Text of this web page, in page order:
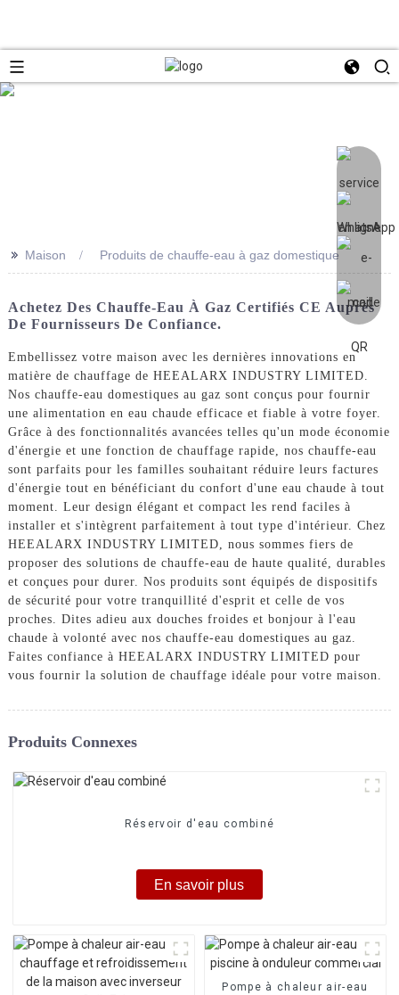
>> Maison Produits de chauffe-eau à gaz domestique
Achetez Des Chauffe-Eau À Gaz Certifiés CE Auprès
De Fournisseurs De Confiance.
Embellissez votre maison avec les dernières innovations en
matière de chauffage de HEEALARX INDUSTRY LIMITED.
Nos chauffe-eau domestiques au gaz sont conçus pour fournir
une alimentation en eau chaude efficace et fiable à votre foyer.
Grâce à des fonctionnalités avancées telles qu'un mode économie
d'énergie et une fonction de chauffage rapide, nos chauffe-eau
sont parfaits pour les familles souhaitant réduire leurs factures
d'énergie tout en bénéficiant du confort d'une eau chaude à tout
moment. Leur design élégant et compact les rend faciles à
installer et s'intègrent parfaitement à tout type d'intérieur. Chez
HEEALARX INDUSTRY LIMITED, nous sommes fiers de
proposer des solutions de chauffe-eau de haute qualité, durables
et conçues pour durer. Nos produits sont équipés de dispositifs
de sécurité pour votre tranquillité d'esprit et celle de vos
proches. Dites adieu aux douches froides et bonjour à l'eau
chaude à volonté avec nos chauffe-eau domestiques au gaz.
Faites confiance à HEEALARX INDUSTRY LIMITED pour
vous fournir la solution de chauffage idéale pour votre maison.
Produits Connexes
Réservoir d'eau combiné
En savoir plus
Pompe à chaleur air-eau